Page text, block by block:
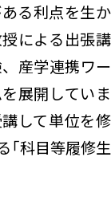
る利点を生か
による出張講
産学連携ワー
展開していま
して単位を修
科目等履修生